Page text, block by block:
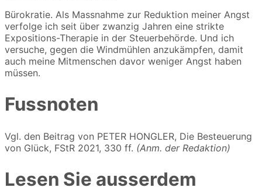
Bürokratie. Als Massnahme zur Reduktion meiner Angst
verfolge ich seit über zwanzig Jahren eine strikte
Expositions-Therapie in der Steuerbehörde. Und ich
versuche, gegen die Windmühlen anzukämpfen, damit
auch meine Mitmenschen davor weniger Angst haben
müssen.
Fussnoten
Vgl. den Beitrag von PETER HONGLER, Die Besteuerung
von Glück, FStR 2021, 330 ff. (Anm. der Redaktion)
Lesen Sie ausserdem